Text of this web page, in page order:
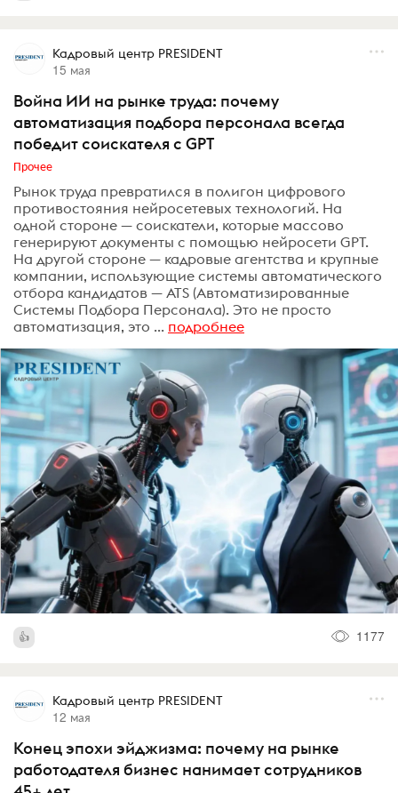
Кадровый центр PRESIDENT
15 мая
Война ИИ на рынке труда: почему
автоматизация подбора персонала всегда
победит соискателя с GPT
Прочее
Рынок труда превратился в полигон цифрового
противостояния нейросетевых технологий. На
одной стороне — соискатели, которые массово
генерируют документы с помощью нейросети GPT.
На другой стороне — кадровые агентства и крупные
компании, использующие системы автоматического
отбора кандидатов — ATS (Автоматизированные
Системы Подбора Персонала). Это не просто
автоматизация, это ... подробнее
1177
Кадровый центр PRESIDENT
12 мая
Конец эпохи эйджизма: почему на рынке
работодателя бизнес нанимает сотрудников